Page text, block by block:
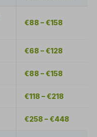
€88 – €158
€68 – €128
€88 – €158
€118 – €218
€258 – €448